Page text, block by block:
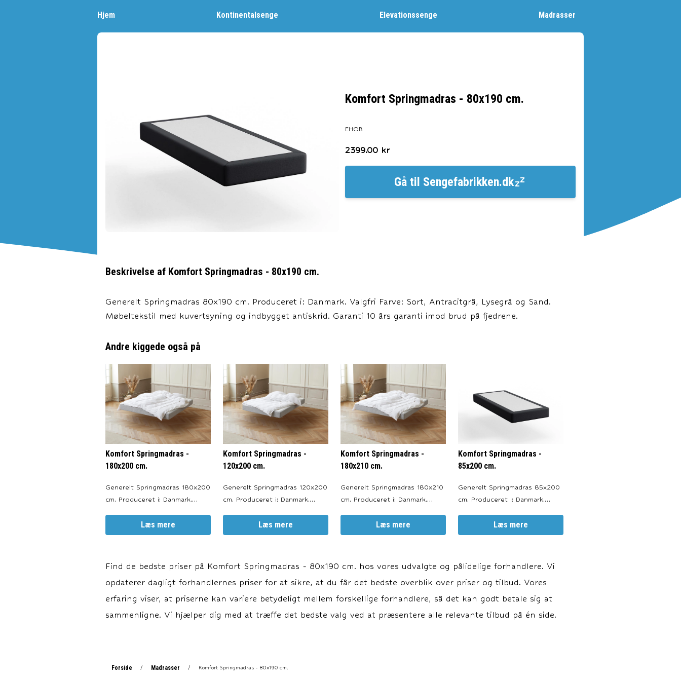
Hjem Kontinentalsenge Elevationssenge Madrasser
Komfort Springmadras - 80x190 cm.
EHOB
2399.00kr
Gå til Sengefabrikken.dk
Beskrivelse af Komfort Springmadras - 80x190 cm.
Generelt Springmadras 80x190 cm. Produceret i: Danmark. Valgfri Farve: Sort, Antracitgrå, Lysegrå og Sand.
Møbeltekstil med kuvertsyning og indbygget antiskrid. Garanti 10 års garanti imod brud på fjedrene.
Andre kiggede også på
Komfort Springmadras -
180x200 cm.
Generelt Springmadras 180x200
cm. Produceret i: Danmark.
Lysegrå og Sand. Møbeltekstil
med kuvertsyning og indbygget
tekstiler er Oeko Tex certific
Læs mere
Komfort Springmadras -
120x200 cm.
Generelt Springmadras 120x200
cm. Produceret i: Danmark.
Lysegrå og Sand. Møbeltekstil
med kuvertsyning og indbygget
tekstiler er Oeko Tex certific
Læs mere
Komfort Springmadras -
180x210 cm.
Generelt Springmadras 180x210
cm. Produceret i: Danmark.
Lysegrå og Sand. Møbeltekstil
med kuvertsyning og indbygget
tekstiler er Oeko Tex certific
Læs mere
Komfort Springmadras -
85x200 cm.
Generelt Springmadras 85x200
cm. Produceret i: Danmark.
Lysegrå og Sand. Møbeltekstil
med kuvertsyning og indbygget
tekstiler er Oeko Tex certifice
Læs mere
Find de bedste priser på Komfort Springmadras - 80x190 cm. hos vores udvalgte og pålidelige forhandlere. Vi
opdaterer dagligt forhandlernes priser for at sikre, at du får det bedste overblik over priser og tilbud. Vores
erfaring viser, at priserne kan variere betydeligt mellem forskellige forhandlere, så det kan godt betale sig at
sammenligne. Vi hjælper dig med at træffe det bedste valg ved at præsentere alle relevante tilbud på én side.
Forside / Madrasser / Komfort Springmadras - 80x190 cm.